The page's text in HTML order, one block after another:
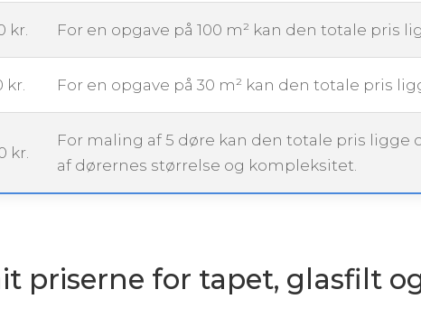
kr. For en opgave på 100 m² kan den totale pris
kr. For en opgave på 30 m² kan den totale pris
kr.
For maling af 5 døre kan den totale pris
af dørernes størrelse og kompleksitet.
priserne for tapet, glasfilt